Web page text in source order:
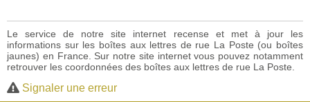
Le service de notre site internet recense et met à jour les
informations sur les boîtes aux lettres de rue La Poste (ou boîtes
jaunes) en France. Sur notre site internet vous pouvez notamment
retrouver les coordonnées des boîtes aux lettres de rue La Poste.
Signaler une erreur